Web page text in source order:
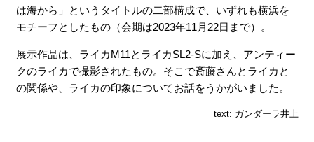
は海から」というタイトルの二部構成で、いずれも横浜を
モチーフとしたもの（会期は2023年11月22日まで）。
展示作品は、ライカM11とライカSL2-Sに加え、アンティー
クのライカで撮影されたもの。そこで斎藤さんとライカと
の関係や、ライカの印象についてお話をうかがいました。
text: ガンダーラ井上